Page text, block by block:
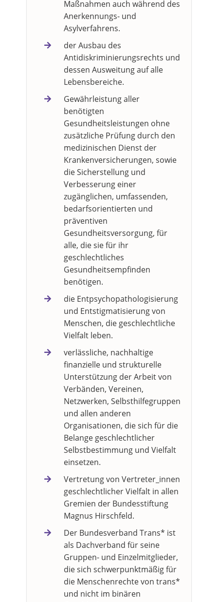
Maßnahmen auch während des
Anerkennungs- und
Asylverfahrens.
der Ausbau des
Antidiskriminierungsrechts und
dessen Ausweitung auf alle
Lebensbereiche.
Gewährleistung aller
benötigten
Gesundheitsleistungen ohne
zusätzliche Prüfung durch den
medizinischen Dienst der
Krankenversicherungen, sowie
die Sicherstellung und
Verbesserung einer
zugänglichen, umfassenden,
bedarfsorientierten und
präventiven
Gesundheitsversorgung, für
alle, die sie für ihr
geschlechtliches
Gesundheitsempfinden
benötigen.
die Entpsychopathologisierung
und Entstigmatisierung von
Menschen, die geschlechtliche
Vielfalt leben.
verlässliche, nachhaltige
finanzielle und strukturelle
Unterstützung der Arbeit von
Verbänden, Vereinen,
Netzwerken, Selbsthilfegruppen
und allen anderen
Organisationen, die sich für die
Belange geschlechtlicher
Selbstbestimmung und Vielfalt
einsetzen.
Vertretung von Vertreter_innen
geschlechtlicher Vielfalt in allen
Gremien der Bundesstiftung
Magnus Hirschfeld.
Der Bundesverband Trans* ist
als Dachverband für seine
Gruppen- und Einzelmitglieder,
die sich schwerpunktmäßig für
die Menschenrechte von trans*
und nicht im binären